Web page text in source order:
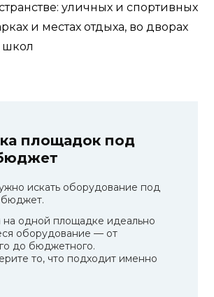
уличных и спортивных
и местах отдыха, во дворах
площадок под
искать оборудование под
бюджет.
одной площадке идеально
оборудование — от
до бюджетного.
то, что подходит именно